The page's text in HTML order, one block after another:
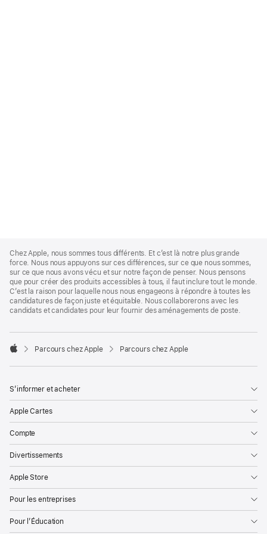
Footer
Chez Apple, nous sommes tous différents. Et c’est là notre plus grande
force. Nous nous appuyons sur ces différences, sur ce que nous sommes,
sur ce que nous avons vécu et sur notre façon de penser. Nous pensons
que pour créer des produits accessibles à tous, il faut inclure tout le monde.
C’est la raison pour laquelle nous nous engageons à répondre à toutes les
candidatures de façon juste et équitable. Nous collaborerons avec les
candidats et candidates pour leur fournir des aménagements de poste.

Parcours chez Apple Parcours chez Apple
S’informer et acheter
Apple Cartes
Compte
Divertissements
Apple Store
Pour les entreprises
Pour l’Éducation